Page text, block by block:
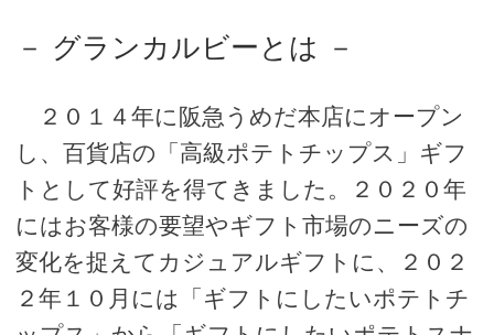
－ グランカルビーとは －
２０１４年に阪急うめだ本店にオープン
し、百貨店の「高級ポテトチップス」ギフ
トとして好評を得てきました。２０２０年
にはお客様の要望やギフト市場のニーズの
変化を捉えてカジュアルギフトに、２０２
２年１０月には「ギフトにしたいポテトチ